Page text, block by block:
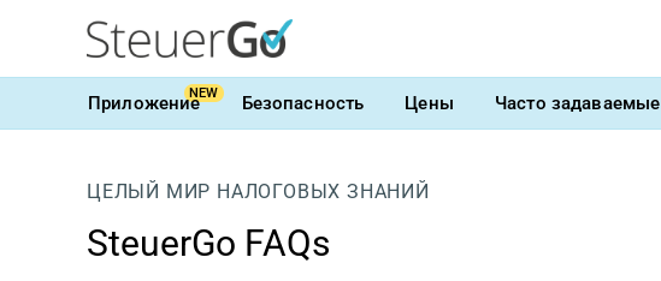
ПриложениеNEW Безопасность Цены Часто
ЦЕЛЫЙ МИР НАЛОГОВЫХ ЗНАНИЙ
SteuerGo FAQs